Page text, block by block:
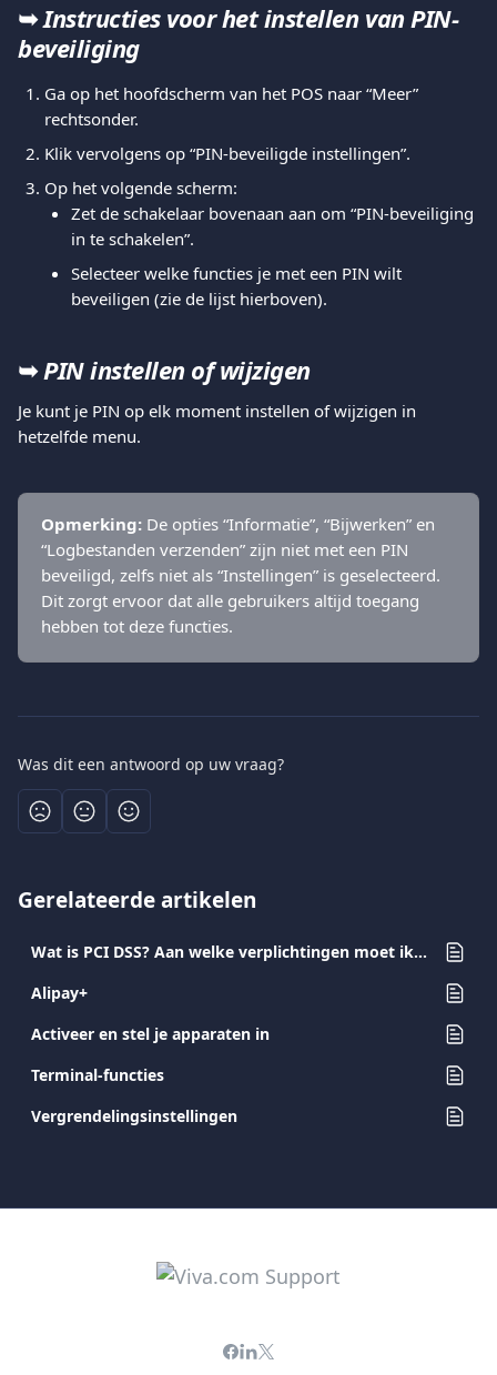
➥ Instructies voor het instellen van PIN-
beveiliging
Ga op het hoofdscherm van het POS naar “Meer”
rechtsonder.
Klik vervolgens op “PIN-beveiligde instellingen”.
Op het volgende scherm:
Zet de schakelaar bovenaan aan om “PIN-beveiliging
in te schakelen”.
Selecteer welke functies je met een PIN wilt
beveiligen (zie de lijst hierboven).
➥ PIN instellen of wijzigen
Je kunt je PIN op elk moment instellen of wijzigen in
hetzelfde menu.
Opmerking: De opties “Informatie”, “Bijwerken” en
“Logbestanden verzenden” zijn niet met een PIN
beveiligd, zelfs niet als “Instellingen” is geselecteerd.
Dit zorgt ervoor dat alle gebruikers altijd toegang
hebben tot deze functies.
Was dit een antwoord op uw vraag?
Gerelateerde artikelen
Wat is PCI DSS? Aan welke verplichtingen moet ik voldoen als merchant die kaarten als betaalmiddel accepteert?
Alipay+
Activeer en stel je apparaten in
Terminal-functies
Vergrendelingsinstellingen